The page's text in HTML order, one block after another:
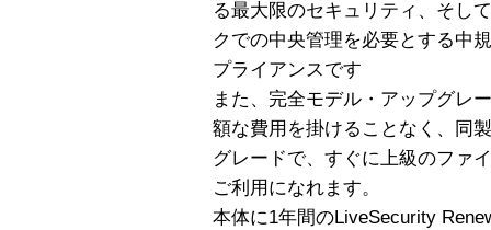
る最大限のセキュリティ、そし
クでの中央管理を必要とする中
プライアンスです
また、完全モデル・アップグレ
額な費用を掛けることなく、同
グレードで、すぐに上級のファ
ご利用になれます。
本体に1年間のLiveSecurity